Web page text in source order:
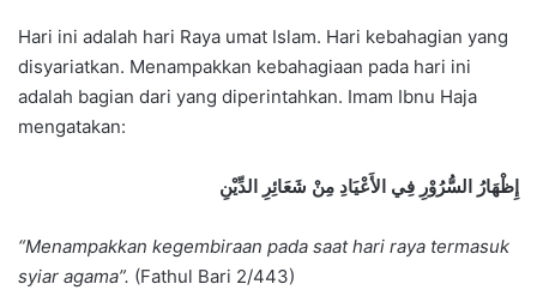
Hari ini adalah hari Raya umat Islam. Hari kebahagian yang
disyariatkan. Menampakkan kebahagiaan pada hari ini
adalah bagian dari yang diperintahkan. Imam Ibnu Haja
mengatakan:
إِظْهَارُ السُّرُوْرِ فِي الأَعْيَادِ مِنْ شَعَائِرِ الدِّيْنِ
“Menampakkan kegembiraan pada saat hari raya termasuk
syiar agama”. (Fathul Bari 2/443)